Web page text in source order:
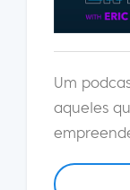
Um
aqueles